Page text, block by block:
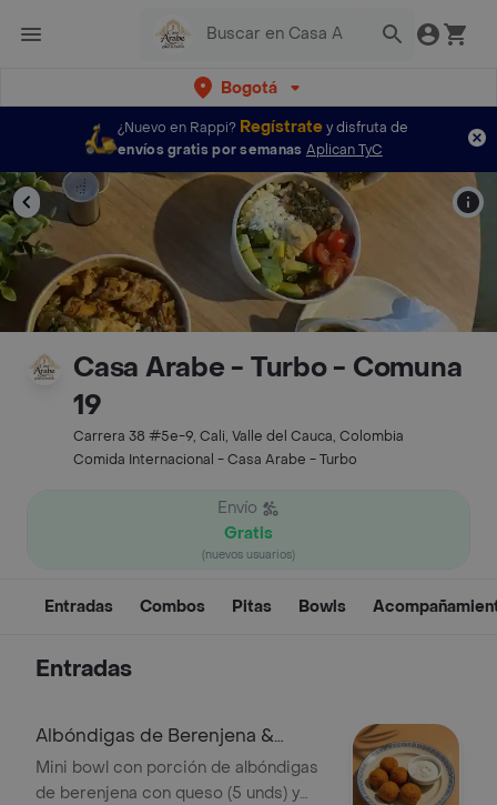
Bogotá
¿Nuevo en Rappi? Regístratey disfruta de
envíos gratis por semanas Aplican TyC
Casa Arabe - Turbo - Comuna
19
Carrera 38 #5e-9, Cali, Valle del Cauca, Colombia
Comida Internacional - Casa Arabe - Turbo
Envío
Gratis
(nuevos usuarios)
Entradas Combos Pitas Bowls
Entradas
Albóndigas de Berenjena &
Hummus
Mini bowl con porción de albóndigas
de berenjena con queso (5 unds) y